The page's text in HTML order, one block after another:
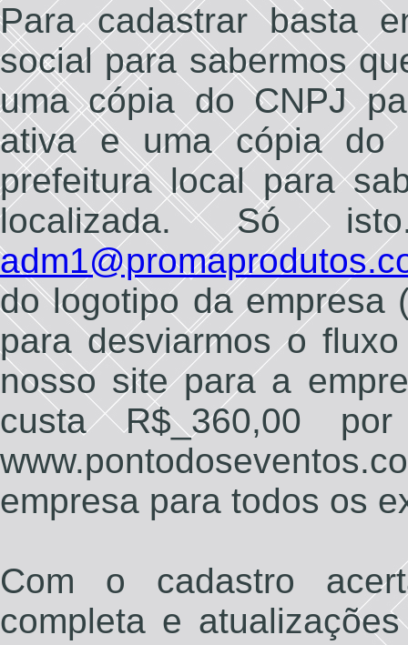
Para cadastrar basta
social para sabermos
uma cópia do CNPJ
ativa e uma cópia do
prefeitura local para
localizada. Só
do logotipo da empresa
para desviarmos o
nosso site para a
custa R$_360,00
empresa para todos os
Com o cadastro
completa e